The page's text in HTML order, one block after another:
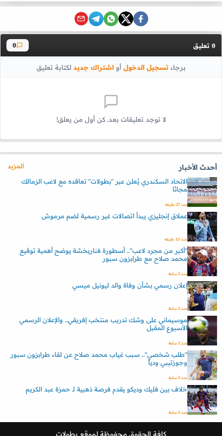
0 تعليق 0
برجاءتسجيل الدخول أواشتراك جديد لكتابة تعليق
لا توجد تعليقات بعد. كن أول من يعلق!
أحدث الأخبار
المزيد
الاتحاد السكندري يُعلن عبر "بطولات" تعاقده مع لاعب الزمالك
مجانًا
منذ 27 دقيقه
عملاق إنجليزي يبدأ اتصالات غير رسمية لضم مرموش
منذ 10 دقيقه
"أكبر من مجرد لاعب".. أسطورة فناربخشة يوضح أهمية توقيع
محمد صلاح مع طرابزون سبور
منذ 3 ساعة
إعلان رسمي بشأن وفاة والد ليونيل ميسي
منذ 2 ساعة
موسيماني على وشك تدريب منتخب إفريقي.. والإعلان الرسمي
الأسبوع المقبل
منذ 2 ساعة
"طلب شخصي".. سبب غياب محمد صلاح عن لقاء طرابزون سبور
وجوزتيبي ودياً
منذ 3 ساعة
خلاف بين فليك وديكو يقدم فرصة ذهبية لـ حمزة عبد الكريم
منذ 3 ساعة
كافة الحقوق محفوظة لموقع بطولات